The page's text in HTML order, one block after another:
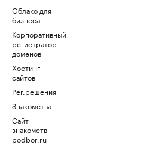
Облако для
бизнеса
Корпоративный
регистратор
доменов
Хостинг
сайтов
Рег.решения
Знакомства
Сайт
знакомств
podbor.ru